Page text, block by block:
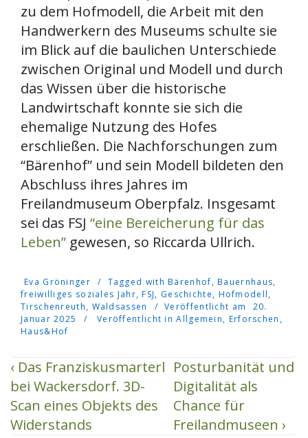
zu dem Hofmodell, die Arbeit mit den
Handwerkern des Museums schulte sie
im Blick auf die baulichen Unterschiede
zwischen Original und Modell und durch
das Wissen über die historische
Landwirtschaft konnte sie sich die
ehemalige Nutzung des Hofes
erschließen. Die Nachforschungen zum
“Bärenhof” und sein Modell bildeten den
Abschluss ihres Jahres im
Freilandmuseum Oberpfalz. Insgesamt
sei das FSJ “eine Bereicherung für das
Leben” gewesen, so Riccarda Ullrich.
Eva Gröninger Tagged withBärenhof,Bauernhaus,
freiwilliges soziales Jahr,FSJ, Geschichte, Hofmodell,
Tirschenreuth, Waldsassen Veröffentlicht am
20.
Januar 2025
Veröffentlicht inAllgemein, Erforschen ,
Haus&Hof
Beitragsnavigation
Vorheriger
Beitrag
ist
‹ Das Franziskusmarterl
bei Wackersdorf. 3D-
Scan eines Objekts des
Widerstands
Nächster
Beitrag
ist
Posturbanität und
Digitalität als
Chance für
Freilandmuseen ›